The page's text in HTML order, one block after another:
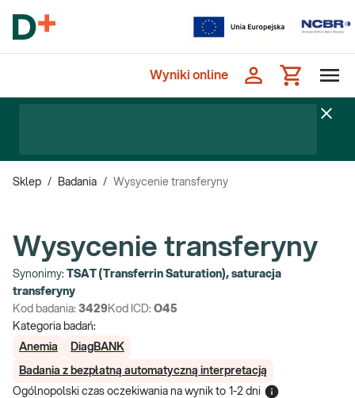
Wyniki online
Sklep / Badania / Wysycenie transferyny
Wysycenie transferyny
Synonimy:
TSAT (Transferrin Saturation), saturacja
transferyny
Kod badania: 3429Kod ICD: O45
Kategoria badań:
Anemia
DiagBANK
Badania z bezpłatną automatyczną interpretacją
Ogólnopolski czas oczekiwania na wynik to 1-2 dni